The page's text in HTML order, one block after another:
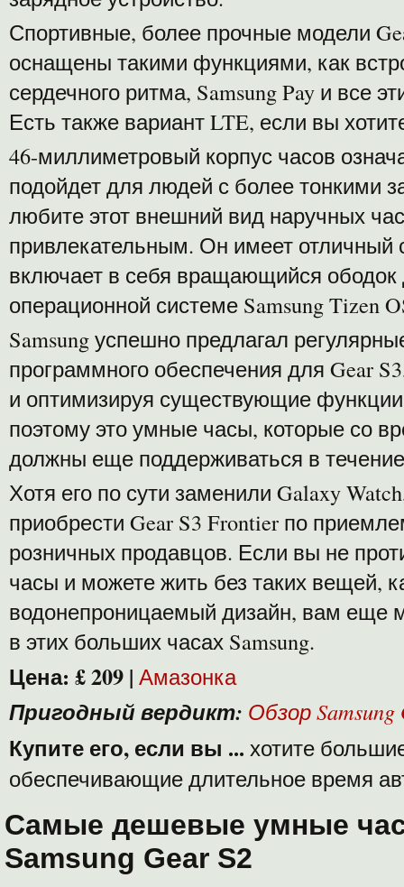
Спортивные, более прочные модели
оснащены такими функциями, как
сердечного ритма, Samsung Pay и все
Есть также вариант LTE, если вы
46-миллиметровый корпус часов
подойдет для людей с более тонкими
любите этот внешний вид наручных
привлекательным. Он имеет отличный
включает в себя вращающийся ободок
операционной системе Samsung Tizen
Samsung успешно предлагал
программного обеспечения для Gear
и оптимизируя существующие
поэтому это умные часы, которые со
должны еще поддерживаться в
Хотя его по сути заменили Galaxy
приобрести Gear S3 Frontier по
розничных продавцов. Если вы не
часы и можете жить без таких вещей,
водонепроницаемый дизайн, вам еще
в этих больших часах Samsung.
Цена: £ 209 | Амазонка
Пригодный вердикт: Обзор Samsung
Купите его, если вы ... хотите
обеспечивающие длительное время
Самые дешевые умные
Samsung Gear S2